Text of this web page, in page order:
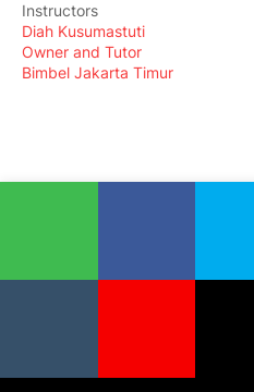
Instructors
Diah Kusumastuti
Owner and Tutor
Bimbel Jakarta Timur